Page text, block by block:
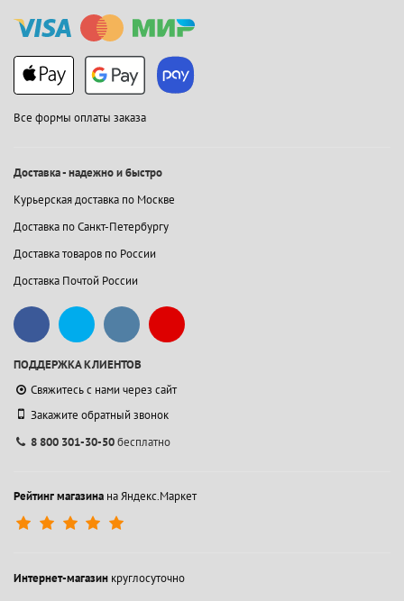
Все формы оплаты заказа
Доставка - надежно и быстро
Курьерская доставка по Москве
Доставка по Санкт-Петербургу
Доставка товаров по России
Доставка Почтой России
ПОДДЕРЖКА КЛИЕНТОВ
Свяжитесь с нами через сайт
Закажите обратный звонок
8 800 301-30-50бесплатно
Рейтинг магазина на Яндекс.Маркет
Интернет-магазин круглосуточно